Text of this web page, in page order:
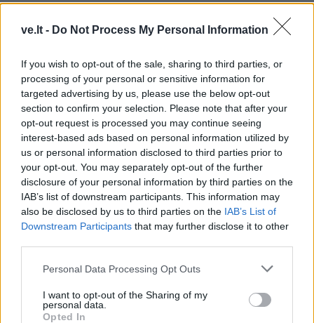
ve.lt - Do Not Process My Personal Information
If you wish to opt-out of the sale, sharing to third parties, or
processing of your personal or sensitive information for
targeted advertising by us, please use the below opt-out
section to confirm your selection. Please note that after your
opt-out request is processed you may continue seeing
interest-based ads based on personal information utilized by
us or personal information disclosed to third parties prior to
your opt-out. You may separately opt-out of the further
disclosure of your personal information by third parties on the
IAB’s list of downstream participants. This information may
also be disclosed by us to third parties on the IAB’s List of
Downstream Participants that may further disclose it to other
Personal Data Processing Opt Outs
I want to opt-out of the Sharing of my
personal data.
Opted In
TAIP PAT SKAITYKITE
Lietuva
Kaunas: pavasarį šalyje
nukritę dronai nebuvo
Klaipėda
Gali didėti daugiabučių
techninės priežiūros